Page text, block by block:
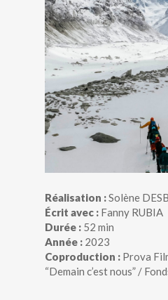
Réalisation :Solène
Écrit avec : Fanny RUBIA
Durée : 52 min
Année : 2023
Coproduction : Prova
“Demain c’est nous” /